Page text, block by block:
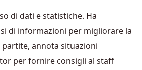
di dati e statistiche. Ha
di informazioni per migliorare la
annota situazioni
per fornire consigli al staff